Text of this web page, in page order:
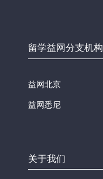
留学益网分支机构
益网北京
益网悉尼
关于我们